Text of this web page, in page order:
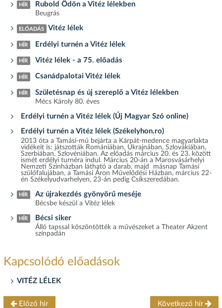
HÍR Rubold Ödön a Vitéz lélekben
Beugrás
ELŐADÁS Vitéz lélek
HÍR Erdélyi turnén a Vitéz lélek
HÍR Vitéz lélek - a 75. előadás
HÍR Csanádpalotai Vitéz lélek
HÍR Születésnap és új szereplő a Vitéz lélekben
Mécs Károly 80. éves
Erdélyi turnén a Vitéz lélek (Új Magyar Szó online)
Erdélyi turnén a Vitéz lélek (Székelyhon.ro)
2013 óta a Tamási-mű bejárta a Kárpát-medence magyarlakta
vidékeit is: játszották Romániában, Ukrajnában, Szlovákiában,
Szerbiában, Szlovéniában. Az előadás március 20. és 23. között
ismét erdélyi turnéra indul. Március 20-án a Marosvásárhelyi
Nemzeti Színházban látható a darab, majd másnap Tamási
szülőfalujában, a Tamási Áron Művelődési Házban, március 22-
én Székelyudvarhelyen, 23-án pedig Csíkszeredában.
HÍR Az újrakezdés gyönyörű meséje
Bécsbe készül a Vitéz lélek
HÍR Bécsi siker
Álló tapssal köszöntötték a művészeket a Theater Akzent
színpadán
Kapcsolódó előadások
VITÉZ LÉLEK
Előző hír Következő hír